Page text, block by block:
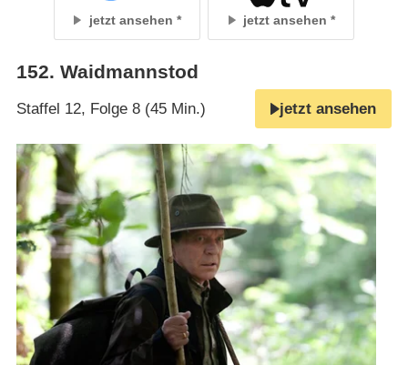
jetzt ansehen jetzt ansehen
152. Waidmannstod
Staffel 12, Folge 8 (45 Min.) jetzt ansehen